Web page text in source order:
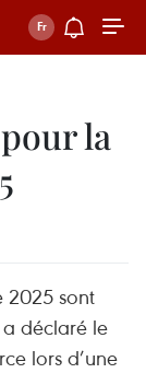
la
2025 sont
déclaré le
lors d’une